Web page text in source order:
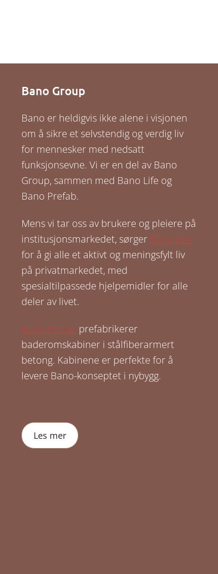
Bano Group
Bano er heldigvis ikke alene i visjonen
om å sikre et selvstendig og verdig liv
for mennesker med nedsatt
funksjonsevne. Vi er en del av Bano
Group, sammen med Bano Life og
Bano Prefab.
Mens vi tar oss av brukere og pleiere på
institusjonsmarkedet, sørger Bano Life
for å gi alle et aktivt og meningsfylt liv
på privatmarkedet, med
spesialtilpassede hjelpemidler for alle
deler av livet.
Bano Prefab prefabrikerer
baderomskabiner i stålfiberarmert
betong. Kabinene er perfekte for å
levere Bano-konseptet i nybygg.
Les mer